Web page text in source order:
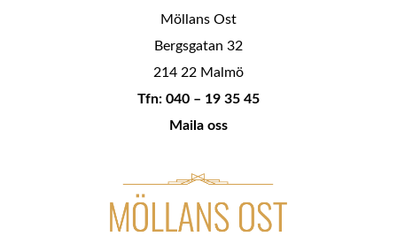
Möllans Ost
Bergsgatan 32
214 22 Malmö
Tfn: 040 – 19 35 45
Maila oss